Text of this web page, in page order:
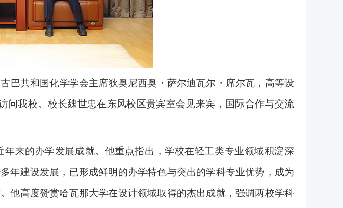
巴共和国化学学会主席狄奥尼西奥 ・ 萨尔迪瓦尔 ・ 席尔瓦，高等设
问我校。校长魏世忠在东风校区贵宾室会见来宾，国际合作与交流
来的办学发展成就。他重点指出，学校在轻工类专业领域积淀深
年建设发展，已形成鲜明的办学特色与突出的学科专业优势，成为
他高度赞赏哈瓦那大学在设计领域取得的杰出成就，强调两校学科